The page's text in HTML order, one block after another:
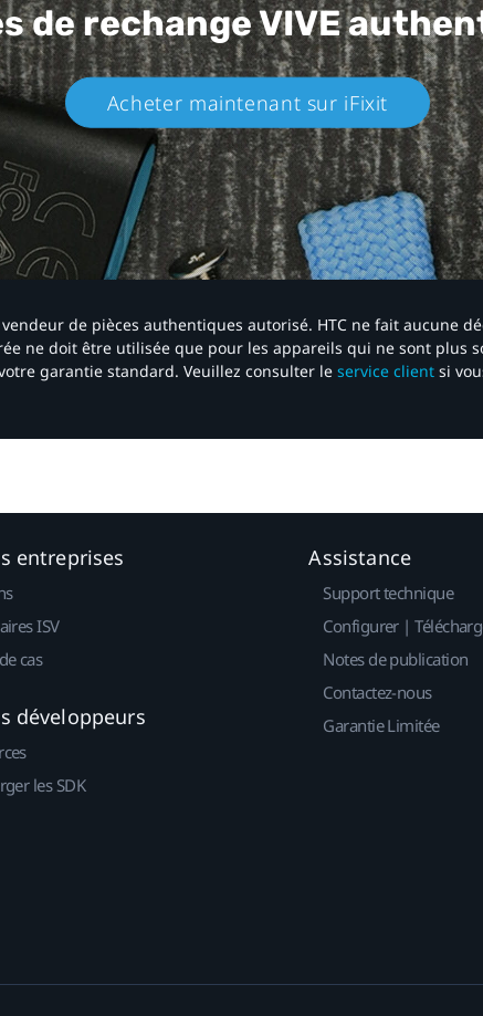
de rechangeVIVE
Acheter maintenant sur iFixit​
de pièces authentiques autorisé. HTC ne fait aucune
ne doit être utilisée que pour les appareils qui ne sont plus
garantie standard. Veuillez consulter le service client si
entreprises
ISV
cas
développeurs
les SDK
Assistance
Support technique
Configurer |
Notes de publication
Contactez-nous
Garantie Limitée